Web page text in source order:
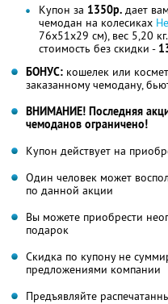
Купон за 1350р. дает вам
чемодан на колесиках
76x51x29 см), вес 5,20
стоимость без скидки -
БОНУС: кошелек или
заказанному чемодану,
ВНИМАНИЕ! Последняя
чемоданов ограничено!
Купон действует на
Один человек может
по данной акции
Вы можете приобрести
подарок
Скидка по купону не
предложениями компании
Предъявляйте